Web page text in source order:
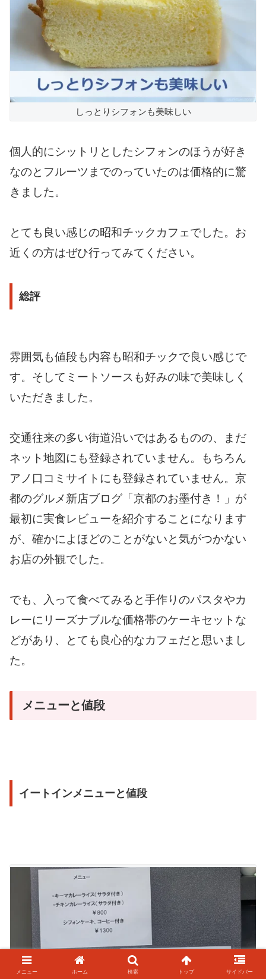
しっとりシフォンも美味しい
個人的にシットリとしたシフォンのほうが好き
なのとフルーツまでのっていたのは価格的に驚
きました。
とても良い感じの昭和チックカフェでした。お
近くの方はぜひ行ってみてください。
総評
雰囲気も値段も内容も昭和チックで良い感じで
す。そしてミートソースも好みの味で美味しく
いただきました。
交通往来の多い街道沿いではあるものの、まだ
ネット地図にも登録されていません。もちろん
アノ口コミサイトにも登録されていません。京
都のグルメ新店ブログ「京都のお墨付き！」が
最初に実食レビューを紹介することになります
が、確かによほどのことがないと気がつかない
お店の外観でした。
でも、入って食べてみると手作りのパスタやカ
レーにリーズナブルな価格帯のケーキセットな
どがあり、とても良心的なカフェだと思いまし
た。
メニューと値段
イートインメニューと値段
メニュー ホーム 検索 トップ サイドバー